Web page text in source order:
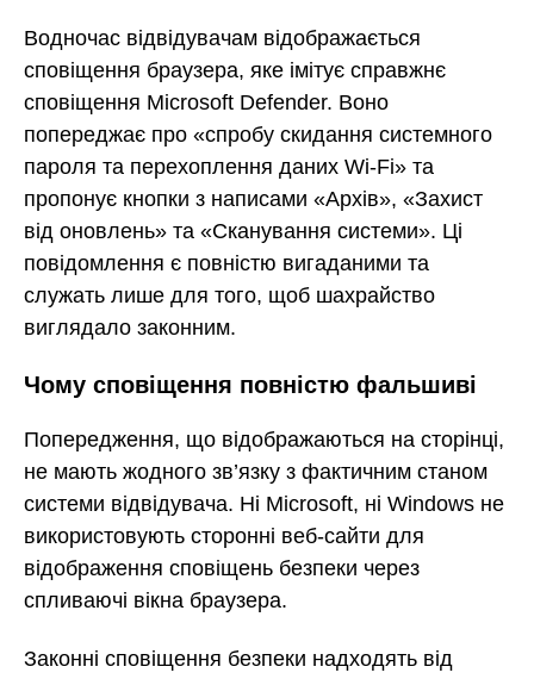
Водночас відвідувачам відображається
сповіщення браузера, яке імітує справжнє
сповіщення Microsoft Defender. Воно
попереджає про «спробу скидання системного
пароля та перехоплення даних Wi-Fi» та
пропонує кнопки з написами «Архів», «Захист
від оновлень» та «Сканування системи». Ці
повідомлення є повністю вигаданими та
служать лише для того, щоб шахрайство
виглядало законним.
Чому сповіщення повністю фальшиві
Попередження, що відображаються на сторінці,
не мають жодного зв’язку з фактичним станом
системи відвідувача. Ні Microsoft, ні Windows не
використовують сторонні веб-сайти для
відображення сповіщень безпеки через
спливаючі вікна браузера.
Законні сповіщення безпеки надходять від